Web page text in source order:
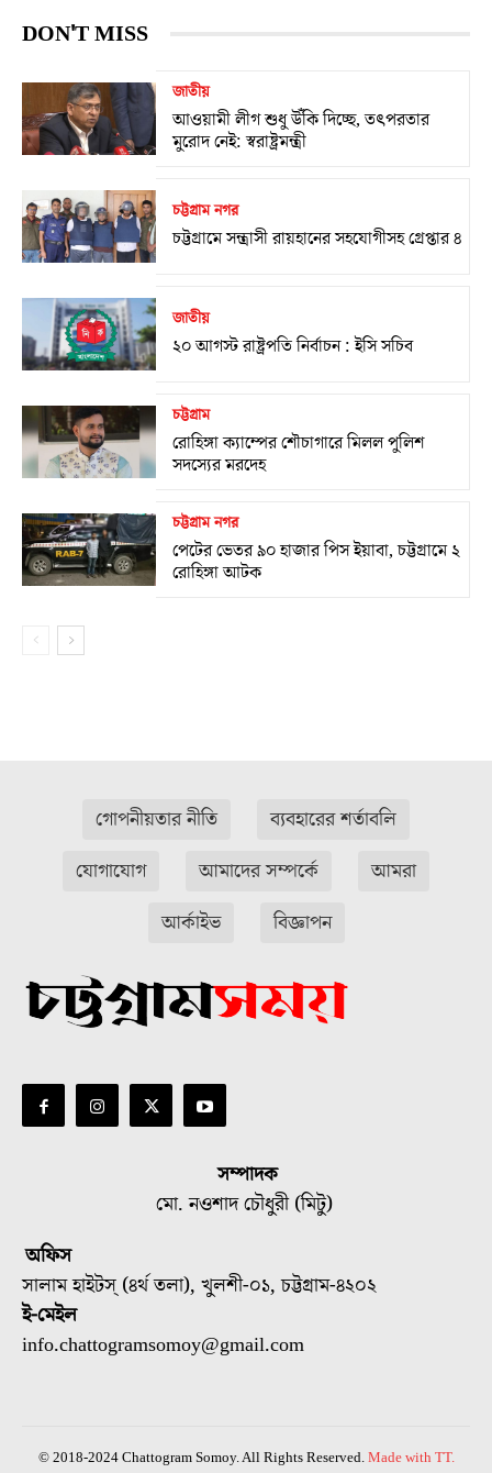
DON'T MISS
জাতীয়
আওয়ামী লীগ শুধু উঁকি দিচ্ছে, তৎপরতার
মুরোদ নেই: স্বরাষ্ট্রমন্ত্রী
চট্টগ্রাম নগর
চট্টগ্রামে সন্ত্রাসী রায়হানের সহযোগীসহ গ্রেপ্তার ৪
জাতীয়
২০ আগস্ট রাষ্ট্রপতি নির্বাচন : ইসি সচিব
চট্টগ্রাম
রোহিঙ্গা ক্যাম্পের শৌচাগারে মিলল পুলিশ
সদস্যের মরদেহ
চট্টগ্রাম নগর
পেটের ভেতর ৯০ হাজার পিস ইয়াবা, চট্টগ্রামে ২
রোহিঙ্গা আটক
গোপনীয়তার নীতি
ব্যবহারের শর্তাবলি
যোগাযোগ
আমাদের সম্পর্কে
আমরা
আর্কাইভ
বিজ্ঞাপন
সম্পাদক
মো. নওশাদ চৌধুরী (মিটু)
অফিস
সালাম হাইটস্ (৪র্থ তলা), খুলশী-০১, চট্টগ্রাম-৪২০২
ই-মেইল
info.chattogramsomoy@gmail.com
© 2018-2024 Chattogram Somoy. All Rights Reserved. Made with TT.